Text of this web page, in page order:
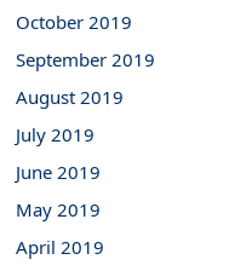
October 2019
September 2019
August 2019
July 2019
June 2019
May 2019
April 2019